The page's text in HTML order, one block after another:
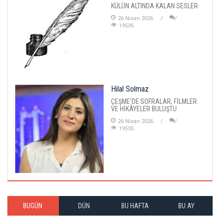
KÜLÜN ALTINDA KALAN SESLER
26 Nisan 2026
19535
Hilal Solmaz
ÇEŞME'DE SOFRALAR, FİLMLER
VE HİKÂYELER BULUŞTU
26 Nisan 2026
19535
BUGÜN DÜN BU HAFTA BU AY